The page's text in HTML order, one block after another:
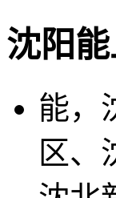
沈阳能
能，
区、